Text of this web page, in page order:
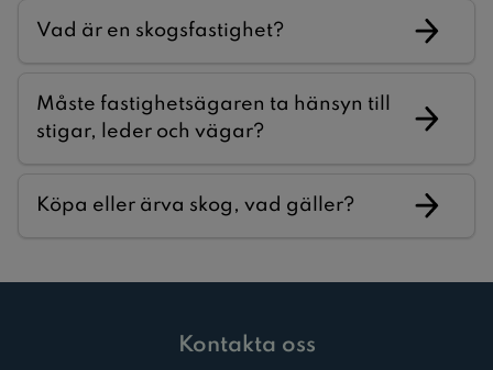
Vad är en skogsfastighet?
Måste fastighetsägaren ta hänsyn till
stigar, leder och vägar?
Köpa eller ärva skog, vad gäller?
Kontakta oss